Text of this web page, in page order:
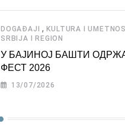
DOGAĐAJI ,KULTURA I
SRBIJA I REGION
У БАЈИНОЈ БАШТИ
ФЕСТ 2026
13/07/2026